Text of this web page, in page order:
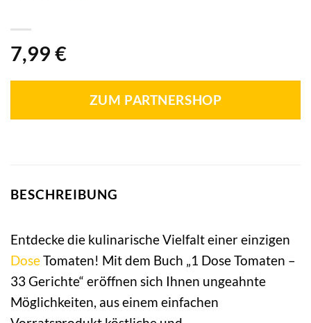
7,99 €
ZUM PARTNERSHOP
BESCHREIBUNG
Entdecke die kulinarische Vielfalt einer einzigen
DoseTomaten! Mit dem Buch „1 Dose Tomaten –
33 Gerichte“ eröffnen sich Ihnen ungeahnte
Möglichkeiten, aus einem einfachen